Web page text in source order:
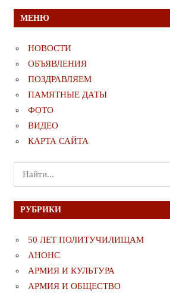
МЕНЮ
НОВОСТИ
ОБЪЯВЛЕНИЯ
ПОЗДРАВЛЯЕМ
ПАМЯТНЫЕ ДАТЫ
ФОТО
ВИДЕО
КАРТА САЙТА
Поиск
для:
РУБРИКИ
50 ЛЕТ ПОЛИТУЧИЛИЩАМ
АНОНС
АРМИЯ И КУЛЬТУРА
АРМИЯ И ОБЩЕСТВО